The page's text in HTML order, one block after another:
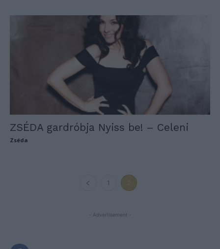
ZSÉDA gardróbja Nyiss be! – Celeni
Zséda
1 2
- Advertisement -